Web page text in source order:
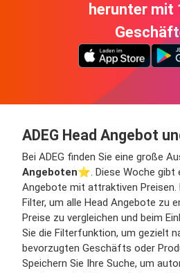
herunter mit
ADEG Head Angebot
Bei ADEG finden Sie eine große
Angeboten⭐️. Diese Woche gibt
Angebote mit attraktiven Preisen.
Filter, um alle Head Angebote zu
Preise zu vergleichen und beim
Sie die Filterfunktion, um gezielt
bevorzugten Geschäfts oder
Speichern Sie Ihre Suche, um